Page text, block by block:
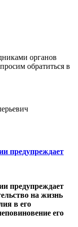
органов
обратиться в
предупреждает
предупреждает
на жизнь
в его
его